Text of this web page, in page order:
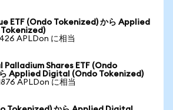
ETF (Ondo Tokenized) から Applied
APLDon に相当
Palladium Shares ETF (Ondo
Applied Digital (Ondo Tokenized)
APLDon に相当